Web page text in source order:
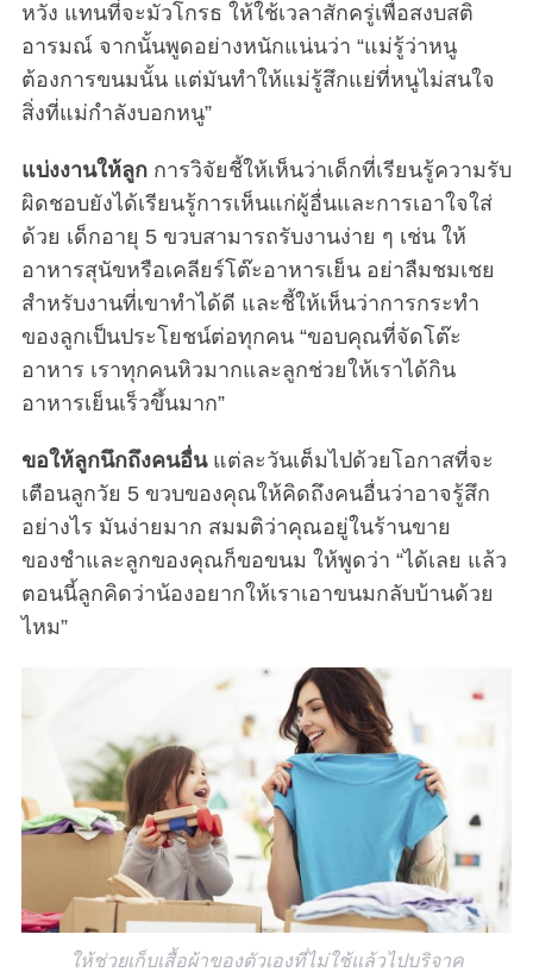
หวัง แทนที่จะมัวโกรธ ให้ใช้เวลาสักครู่เพื่อสงบสติ
อารมณ์ จากนั้นพูดอย่างหนักแน่นว่า “แม่รู้ว่าหนู
ต้องการขนมนั้น แต่มันทำให้แม่รู้สึกแย่ที่หนูไม่สนใจ
สิ่งที่แม่กำลังบอกหนู”
แบ่งงานให้ลูกการวิจัยชี้ให้เห็นว่าเด็กที่เรียนรู้ความรับ
ผิดชอบยังได้เรียนรู้การเห็นแก่ผู้อื่นและการเอาใจใส่
ด้วย เด็กอายุ 5 ขวบสามารถรับงานง่าย ๆ เช่น ให้
อาหารสุนัขหรือเคลียร์โต๊ะอาหารเย็น อย่าลืมชมเชย
สำหรับงานที่เขาทำได้ดี และชี้ให้เห็นว่าการกระทำ
ของลูกเป็นประโยชน์ต่อทุกคน “ขอบคุณที่จัดโต๊ะ
อาหาร เราทุกคนหิวมากและลูกช่วยให้เราได้กิน
อาหารเย็นเร็วขึ้นมาก”
ขอให้ลูกนึกถึงคนอื่นแต่ละวันเต็มไปด้วยโอกาสที่จะ
เตือนลูกวัย 5 ขวบของคุณให้คิดถึงคนอื่นว่าอาจรู้สึก
อย่างไร มันง่ายมาก สมมติว่าคุณอยู่ในร้านขาย
ของชำและลูกของคุณก็ขอขนม ให้พูดว่า “ได้เลย แล้ว
ตอนนี้ลูกคิดว่าน้องอยากให้เราเอาขนมกลับบ้านด้วย
ไหม”
ให้ช่วยเก็บเสื้อผ้าของตัวเองที่ไม่ใช้แล้วไปบริจาค